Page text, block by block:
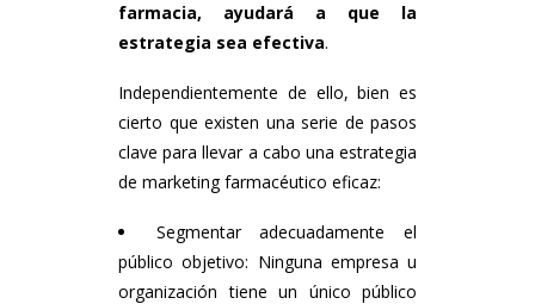
farmacia, ayudará a que la
estrategia sea efectiva.
Independientemente de ello, bien es
cierto que existen una serie de pasos
clave para llevar a cabo una estrategia
de marketing farmacéutico eficaz:
Segmentar adecuadamente el
público objetivo: Ninguna empresa u
organización tiene un único público